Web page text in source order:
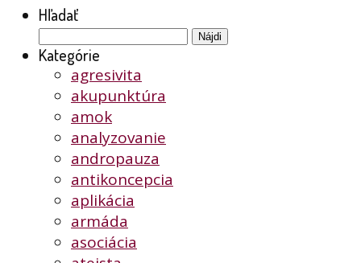
Hľadať
Hľadať:
Kategórie
agresivita
akupunktúra
amok
analyzovanie
andropauza
antikoncepcia
aplikácia
armáda
asociácia